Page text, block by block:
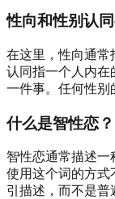
性向和性别认
在这里，性向通常
认同指一个人内在
一件事。任何性别
什么是智性恋？
智性恋通常描述一
使用这个词的方式
引描述，而不是普